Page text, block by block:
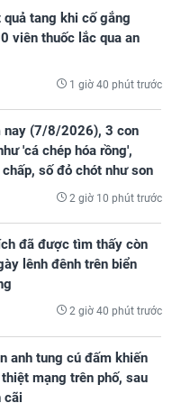
tang khi cố gắng
viên thuốc lắc qua an
1 giờ 40 phút trước
nay (7/8/2026), 3 con
'cá chép hóa rồng',
số đỏ chót như son
2 giờ 10 phút trước
đã được tìm thấy còn
lênh đênh trên biển
2 giờ 40 phút trước
anh tung cú đấm khiến
mạng trên phố, sau
cãi